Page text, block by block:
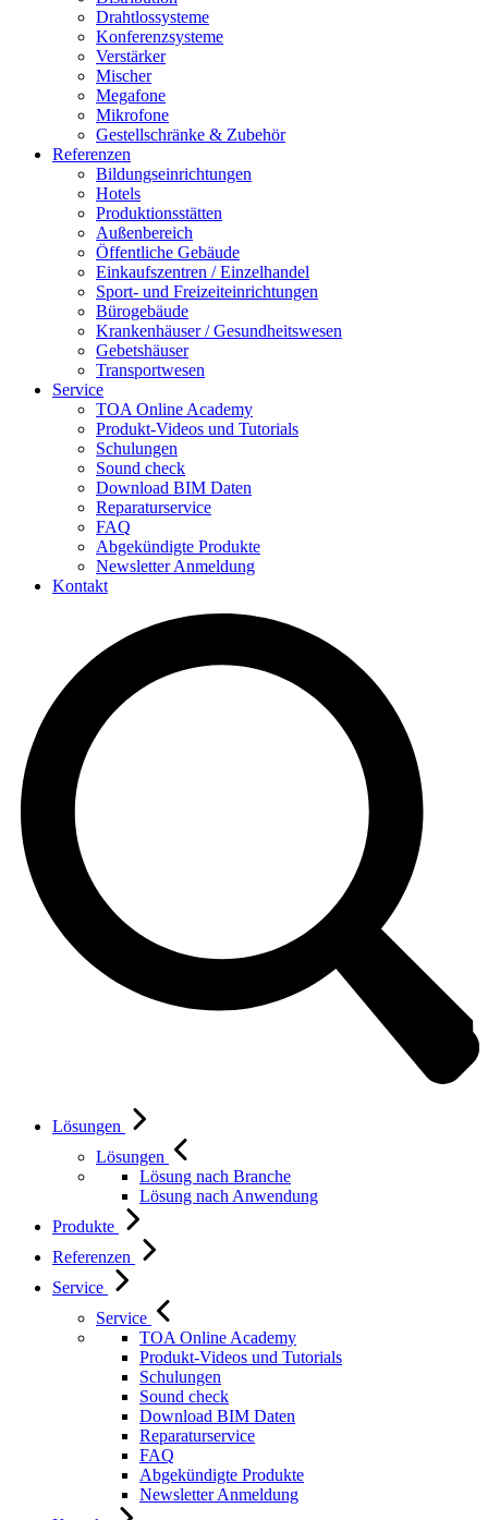
Drahtlossysteme
Konferenzsysteme
Verstärker
Mischer
Megafone
Mikrofone
Gestellschränke & Zubehör
Referenzen
Bildungseinrichtungen
Hotels
Produktionsstätten
Außenbereich
Öffentliche Gebäude
Einkaufszentren / Einzelhandel
Sport- und Freizeiteinrichtungen
Bürogebäude
Krankenhäuser / Gesundheitswesen
Gebetshäuser
Transportwesen
Service
TOA Online Academy
Produkt-Videos und Tutorials
Schulungen
Sound check
Download BIM Daten
Reparaturservice
FAQ
Abgekündigte Produkte
Newsletter Anmeldung
Kontakt
Lösungen
Lösungen
Lösung nach Branche
Lösung nach Anwendung
Produkte
Referenzen
Service
Service
TOA Online Academy
Produkt-Videos und Tutorials
Schulungen
Sound check
Download BIM Daten
Reparaturservice
FAQ
Abgekündigte Produkte
Newsletter Anmeldung